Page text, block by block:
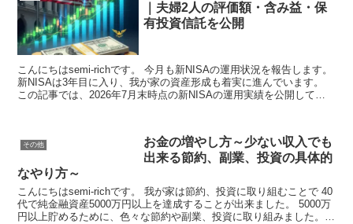
｜夫婦2人の評価額・含み益・保
有投資信託を公開
こんにちはsemi-richです。 今月も新NISAの運用状況を報告します。
新NISAは3年目に入り、我が家の資産形成も着実に進んでいます。
この記事では、2026年7月末時点の新NISAの運用実績を公開してい
その他
お金の増やし方～少ない収入でも
出来る節約、副業、投資の具体的
なやり方～
こんにちはsemi-richです。 我が家は節約、投資に取り組むことで 40
代で純金融資産5000万円以上を達成することが出来ました。 5000万
円以上貯めるために、色々な節約や副業、投資に取り組みました。